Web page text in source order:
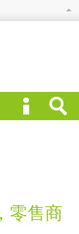
零售商